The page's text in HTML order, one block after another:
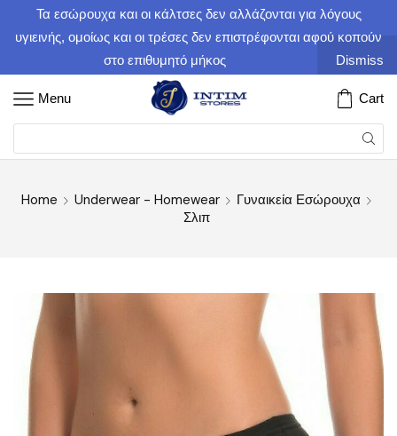
Τα εσώρουχα και οι κάλτσες δεν αλλάζονται για λόγους
υγιεινής, ομοίως και οι τρέσες δεν επιστρέφονται αφού κοπούν
στο επιθυμητό μήκος
Dismiss
Menu Cart
Home Underwear - Homewear
Γυναικεία Εσώρουχα
Σλιπ